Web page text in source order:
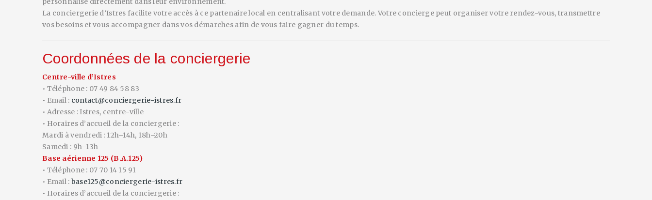
La conciergerie d’Istres facilite votre accès à ce partenaire local en centralisant votre demande. Votre concierge peut organiser votre rendez-vous, transmettre
vos besoins et vous accompagner dans vos démarches afin de vous faire gagner du temps.
Coordonnées de la conciergerie
Centre-ville d’Istres
• Téléphone : 07 49 84 58 83
• Email : contact@conciergerie-istres.fr
• Adresse : Istres, centre-ville
• Horaires d’accueil de la conciergerie :
Mardi à vendredi : 12h–14h, 18h–20h
Samedi : 9h–13h
Base aérienne 125 (B.A.125)
• Téléphone : 07 70 14 15 91
• Email : base125@conciergerie-istres.fr
• Horaires d’accueil de la conciergerie :